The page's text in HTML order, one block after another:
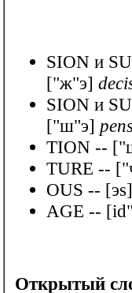
SION и
["ж"э]
SION и
["ш"э]
TION --
TURE --
OUS --
AGE --
Открытый